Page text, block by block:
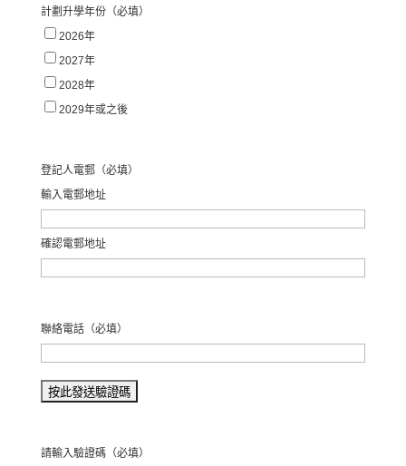
計劃升學年份（必填）
2026年
2027年
2028年
2029年或之後
登記人電郵（必填）
輸入電郵地址
確認電郵地址
聯絡電話（必填）
請輸入驗證碼（必填）